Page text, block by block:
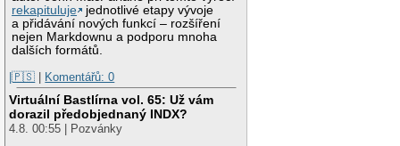
rekapituluje
jednotlivé etapy vývoje
a přidávání nových funkcí – rozšíření
nejen Markdownu a podporu mnoha
dalších formátů.
|🇵🇸 | Komentářů: 0
Virtuální Bastlírna vol. 65: Už vám
dorazil předobjednaný INDX?
4.8. 00:55 | Pozvánky